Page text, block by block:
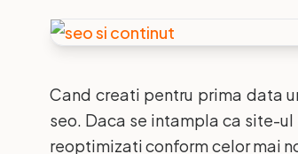
Cand creati pentru prima data
seo. Daca se intampla ca site-
reoptimizati conform celor mai